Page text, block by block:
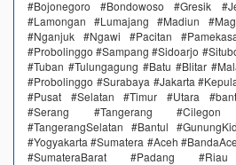
#Bojonegoro #Bondowoso #Gresik
#Lamongan #Lumajang #Madiun
#Nganjuk #Ngawi #Pacitan
#Probolinggo #Sampang #Sidoarjo
#Tuban #Tulungagung #Batu #Blitar
#Probolinggo #Surabaya #Jakarta
#Pusat #Selatan #Timur #Utara
#Serang #Tangerang #Cilegon
#TangerangSelatan #Bantul
#Yogyakarta #Sumatera #Aceh
#SumateraBarat #Padang